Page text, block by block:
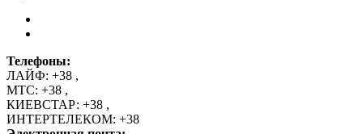
Телефоны:
ЛАЙФ: +38 ,
МТС: +38 ,
КИЕВСТАР: +38 ,
ИНТЕРТЕЛЕКОМ: +38